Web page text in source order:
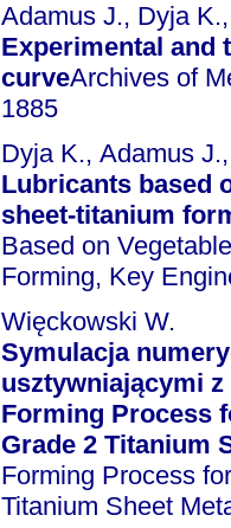
Adamus J., Dyja
Experimental and
curveArchives of
1885
Dyja K., Adamus
Lubricants based
sheet-titanium
Based on
Forming, Key
Więckowski W.
Symulacja
usztywniającymi
Forming Process
Grade 2 Titanium
Forming Process
Titanium Sheet